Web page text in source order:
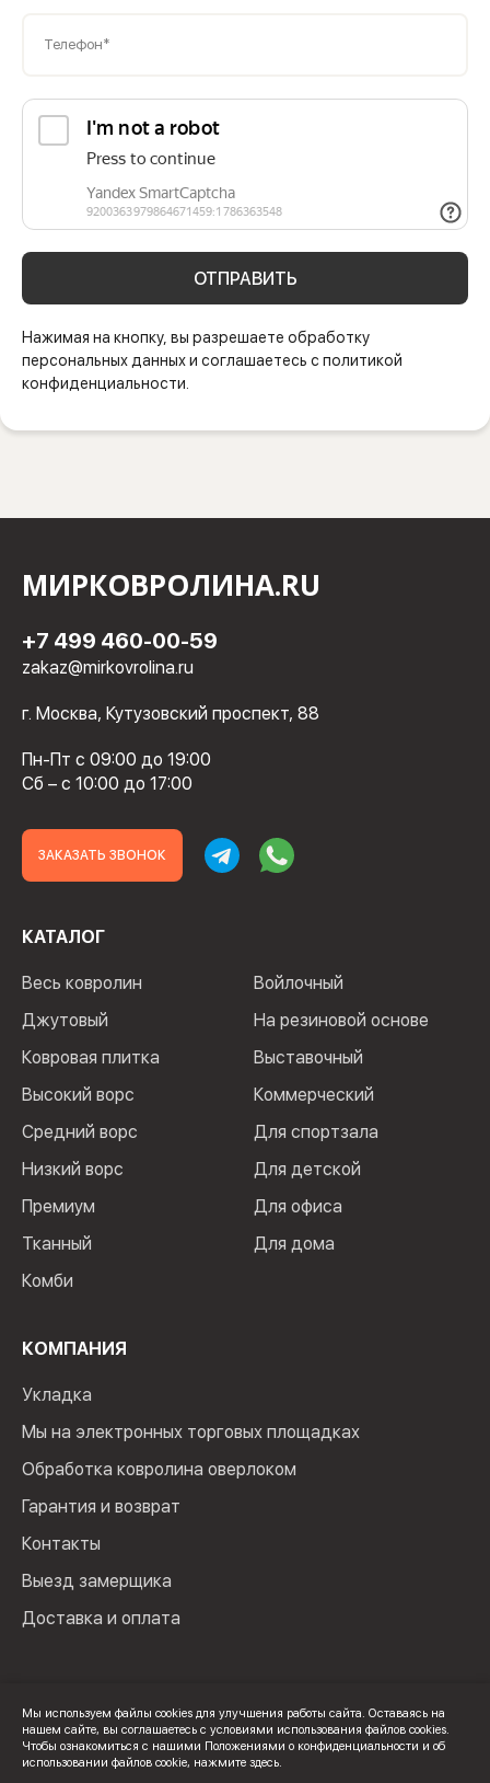
Телефон*
ОТПРАВИТЬ
Нажимая на кнопку, вы разрешаете обработку
персональных данных и соглашаетесь с политикой
конфиденциальности.
МИРКОВРОЛИНА.RU
+7 499 460-00-59
zakaz@mirkovrolina.ru
г. Москва, Кутузовский проспект, 88
Пн-Пт с 09:00 до 19:00
Сб – с 10:00 до 17:00
ЗАКАЗАТЬ ЗВОНОК
КАТАЛОГ
Весь ковролин
Джутовый
Ковровая плитка
Высокий ворс
Средний ворс
Низкий ворс
Премиум
Тканный
Комби
Войлочный
На резиновой основе
Выставочный
Коммерческий
Для спортзала
Для детской
Для офиса
Для дома
КОМПАНИЯ
Укладка
Мы на электронных торговых площадках
Обработка ковролина оверлоком
Гарантия и возврат
Контакты
Выезд замерщика
Доставка и оплата
© 2024 Мир Ковролина. ИП Зверев Максим Ильич. ИНН:
100502600325
Мы используем файлы cookies для улучшения работы сайта. Оставаясь на
нашем сайте, вы соглашаетесь с условиями использования файлов cookies.
Чтобы ознакомиться с нашими Положениями о конфиденциальности и об
использовании файлов cookie, нажмите здесь.